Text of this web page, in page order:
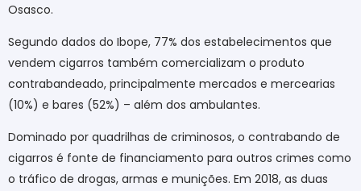
Osasco.
Segundo dados do Ibope, 77% dos estabelecimentos que
vendem cigarros também comercializam o produto
contrabandeado, principalmente mercados e mercearias
(10%) e bares (52%) – além dos ambulantes.
Dominado por quadrilhas de criminosos, o contrabando de
cigarros é fonte de financiamento para outros crimes como
o tráfico de drogas, armas e munições. Em 2018, as duas